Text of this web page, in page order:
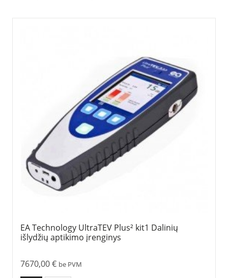
EA Technology UltraTEV Plus² kit1 Dalinių
išlydžių aptikimo įrenginys
7670,00€ be PVM